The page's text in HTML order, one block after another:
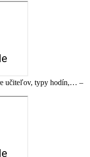
učiteľov, typy hodín,… –